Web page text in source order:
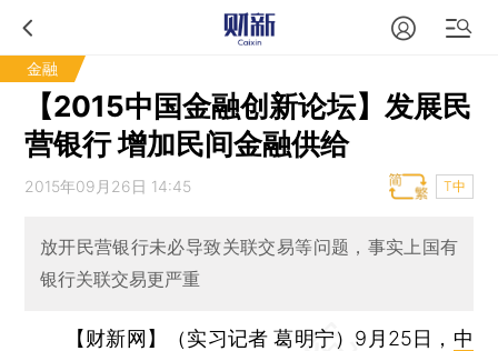
金融
【2015中国金融创新论坛】发展民
营银行 增加民间金融供给
2015年09月26日 14:45 T中
放开民营银行未必导致关联交易等问题，事实上国有
银行关联交易更严重
【财新网】（实习记者 葛明宁） 9月25日， 中